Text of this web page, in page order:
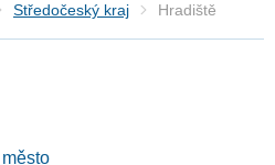
Středočeský kraj Hradiště